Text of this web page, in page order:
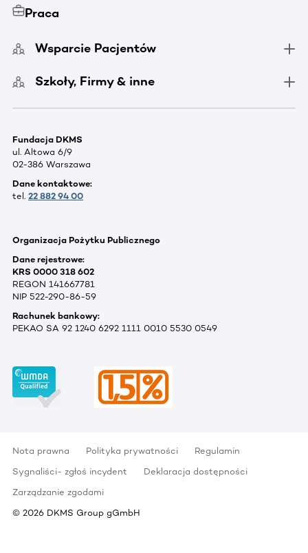
Praca
Wsparcie Pacjentów
Szkoły, Firmy & inne
Fundacja DKMS
ul. Altowa 6/9
02-386 Warszawa
Dane kontaktowe:
tel. 22 882 94 00
Organizacja Pożytku Publicznego
Dane rejestrowe:
KRS 0000 318 602
REGON 141667781
NIP 522-290-86-59
Rachunek bankowy:
PEKAO SA 92 1240 6292 1111 0010 5530 0549
Nota prawna Polityka prywatności
Regulamin
Sygnaliści- zgłoś incydent
Deklaracja dostępności
Zarządzanie zgodami
© 2026 DKMS Group gGmbH